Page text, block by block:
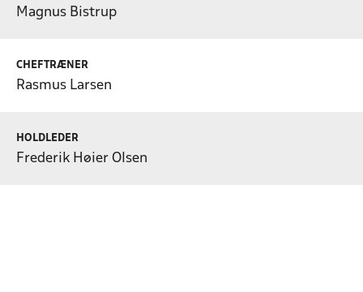
Magnus Bistrup
CHEFTRÆNER
Rasmus Larsen
HOLDLEDER
Frederik Høier Olsen